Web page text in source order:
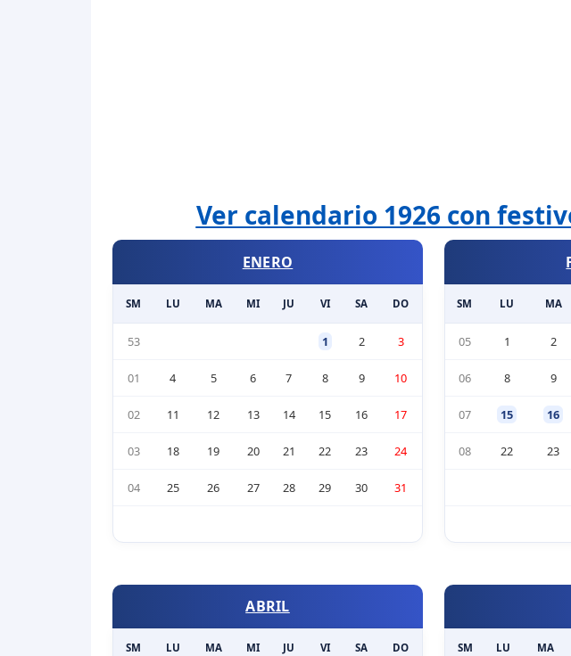
Ver calendario 1926 con
ENERO
SM LU MA MI JU VI SA DO
53 1 2 3
01 4 5 6 7 8 9 10
02 11 12 13 14 15 16 17
03 18 19 20 21 22 23 24
04 25 26 27 28 29 30 31
SM LU MA
05 1 2
06 8 9
07 15 16
08 22 23
ABRIL
SM LU MA MI JU VI SA DO SM LU MA